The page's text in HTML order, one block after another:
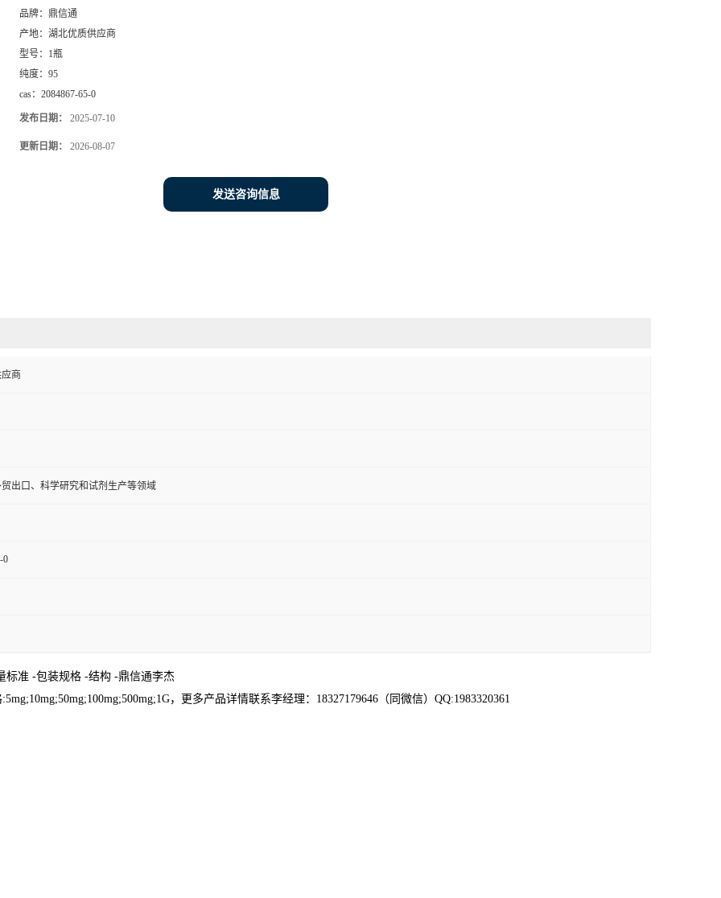
品牌： 鼎信通
产地： 湖北优质供应商
型号： 1瓶
纯度： 95
cas： 2084867-65-0
发布日期： 2025-07-10
更新日期： 2026-08-07
发送咨询信息
商
出口、科学研究和试剂生产等领域
0
准 -包装规格 -结构 -鼎信通李杰
，更多产品详情联系李经理：18327179646（同微信）QQ:1983320361